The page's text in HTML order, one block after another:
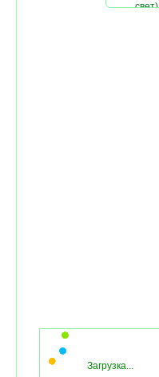
свет)
Загрузка...